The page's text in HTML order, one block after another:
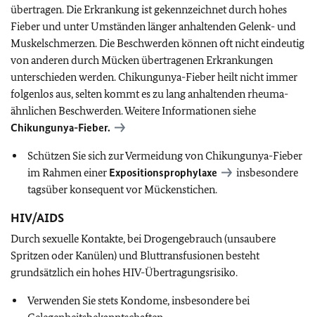
übertragen. Die Erkrankung ist gekennzeichnet durch hohes
Fieber und unter Umständen länger anhaltenden Gelenk- und
Muskelschmerzen. Die Beschwerden können oft nicht eindeutig
von anderen durch Mücken übertragenen Erkrankungen
unterschieden werden. Chikungunya-Fieber heilt nicht immer
folgenlos aus, selten kommt es zu lang anhaltenden rheuma-
ähnlichen Beschwerden. Weitere Informationen siehe
Chikungunya-Fieber.
Schützen Sie sich zur Vermeidung von Chikungunya-Fieber
im Rahmen einer Expositionsprophylaxe
insbesondere
tagsüber konsequent vor Mückenstichen.
HIV/AIDS
Durch sexuelle Kontakte, bei Drogengebrauch (unsaubere
Spritzen oder Kanülen) und Bluttransfusionen besteht
grundsätzlich ein hohes HIV-Übertragungsrisiko.
Verwenden Sie stets Kondome, insbesondere bei